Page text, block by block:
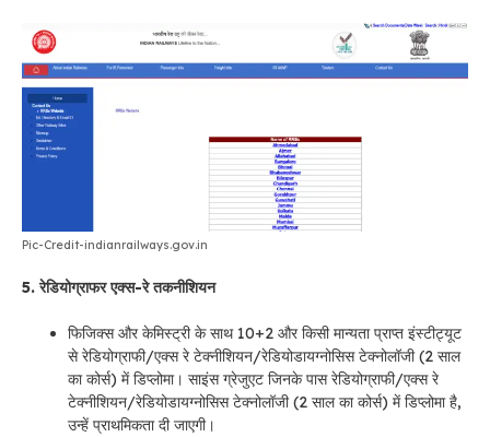
Pic-Credit-indianrailways.gov.in
5. रेडियोग्राफर एक्स-रे तकनीशियन
फिजिक्स और केमिस्ट्री के साथ 10+2 और किसी मान्यता प्राप्त इंस्टीट्यूट
से रेडियोग्राफी/एक्स रे टेक्नीशियन/रेडियोडायग्नोसिस टेक्नोलॉजी (2 साल
का कोर्स) में डिप्लोमा। साइंस ग्रेजुएट जिनके पास रेडियोग्राफी/एक्स रे
टेक्नीशियन/रेडियोडायग्नोसिस टेक्नोलॉजी (2 साल का कोर्स) में डिप्लोमा है,
उन्हें प्राथमिकता दी जाएगी।